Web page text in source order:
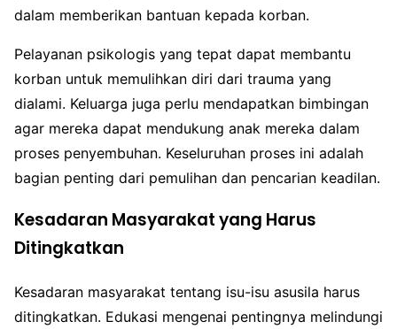
dalam memberikan bantuan kepada korban.
Pelayanan psikologis yang tepat dapat membantu
korban untuk memulihkan diri dari trauma yang
dialami. Keluarga juga perlu mendapatkan bimbingan
agar mereka dapat mendukung anak mereka dalam
proses penyembuhan. Keseluruhan proses ini adalah
bagian penting dari pemulihan dan pencarian keadilan.
Kesadaran Masyarakat yang Harus
Ditingkatkan
Kesadaran masyarakat tentang isu-isu asusila harus
ditingkatkan. Edukasi mengenai pentingnya melindungi